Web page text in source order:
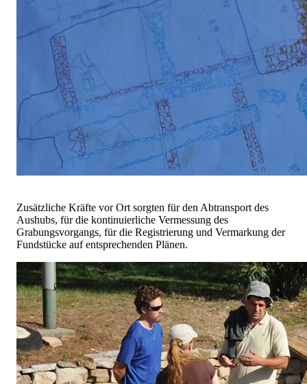
Zusätzliche Kräfte vor Ort sorgten für den Abtransport des
Aushubs, für die kontinuierliche Vermessung des
Grabungsvorgangs, für die Registrierung und Vermarkung der
Fundstücke auf entsprechenden Plänen.